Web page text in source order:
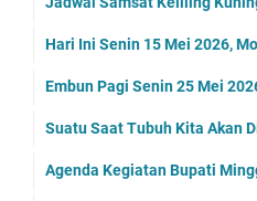
Hari Ini Senin 15 Mei 2026,
Embun Pagi Senin 25 Mei
Suatu Saat Tubuh Kita Akan
Agenda Kegiatan Bupati